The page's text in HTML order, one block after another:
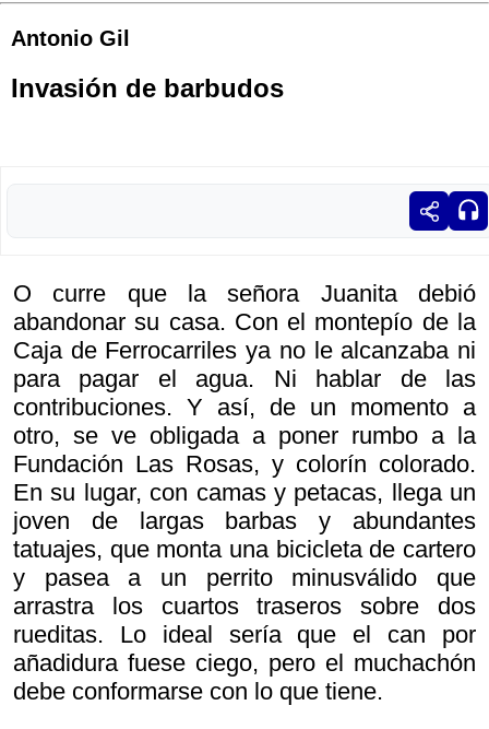
Antonio Gil
Invasión de barbudos
O curre que la señora Juanita debió
abandonar su casa. Con el montepío de la
Caja de Ferrocarriles ya no le alcanzaba ni
para pagar el agua. Ni hablar de las
contribuciones. Y así, de un momento a
otro, se ve obligada a poner rumbo a la
Fundación Las Rosas, y colorín colorado.
En su lugar, con camas y petacas, llega un
joven de largas barbas y abundantes
tatuajes, que monta una bicicleta de cartero
y pasea a un perrito minusválido que
arrastra los cuartos traseros sobre dos
rueditas. Lo ideal sería que el can por
añadidura fuese ciego, pero el muchachón
debe conformarse con lo que tiene.